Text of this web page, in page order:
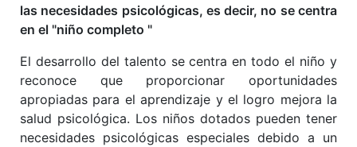
las necesidades psicológicas, es decir, no se centra
en el "niño completo "
El desarrollo del talento se centra en todo el niño y
reconoce que proporcionar oportunidades
apropiadas para el aprendizaje y el logro mejora la
salud psicológica. Los niños dotados pueden tener
necesidades psicológicas especiales debido a un